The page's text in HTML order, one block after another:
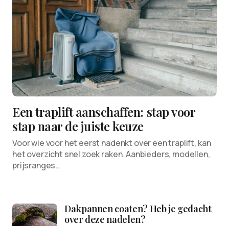
Een traplift aanschaffen: stap voor
stap naar de juiste keuze
Voor wie voor het eerst nadenkt over een traplift, kan
het overzicht snel zoek raken. Aanbieders, modellen,
prijsranges…
Dakpannen coaten? Heb je gedacht
over deze nadelen?